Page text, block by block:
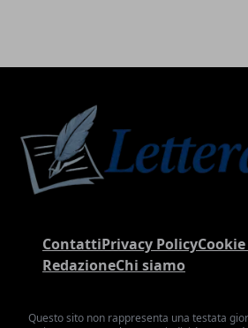
ContattiPrivacy Policy
RedazioneChi siamo
Questo sito non rappresenta una testata